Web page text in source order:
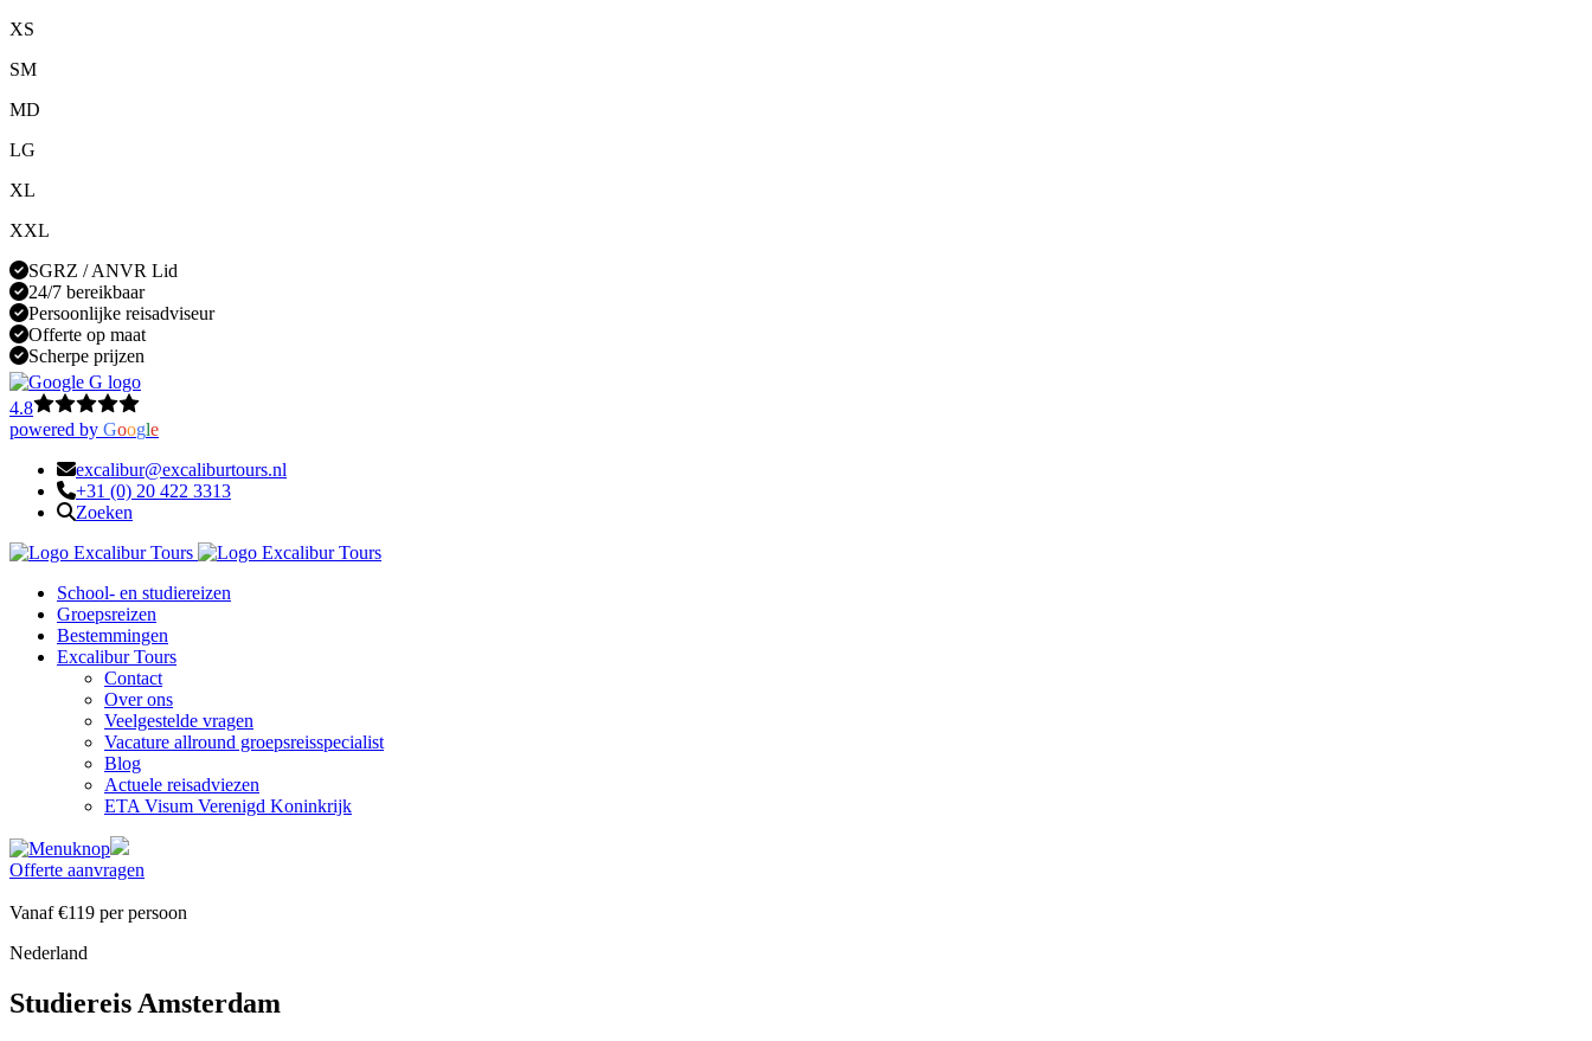
XS
SM
MD
LG
XL
XXL
SGRZ / ANVR Lid
24/7 bereikbaar
Persoonlijke reisadviseur
Offerte op maat
Scherpe prijzen
4.8
powered by Google
excalibur@excaliburtours.nl
+31 (0) 20 422 3313
Zoeken
School- en studiereizen
Groepsreizen
Bestemmingen
Excalibur Tours
Contact
Over ons
Veelgestelde vragen
Vacature allround groepsreisspecialist
Blog
Actuele reisadviezen
ETA Visum Verenigd Koninkrijk
Offerte aanvragen
Vanaf €119 per persoon
Nederland
Studiereis Amsterdam